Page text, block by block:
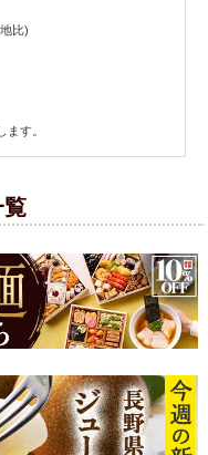
比)
す。
覧